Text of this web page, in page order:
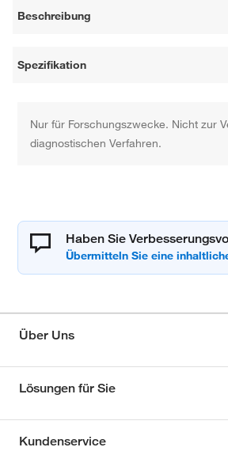
Beschreibung
Spezifikation
Nur für Forschungszwecke. Nicht zur
diagnostischen Verfahren.
Haben Sie
Über Uns
Lösungen für Sie
Kundenservice